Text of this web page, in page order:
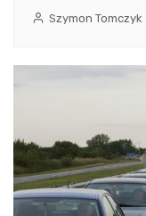
Szymon Tomczyk